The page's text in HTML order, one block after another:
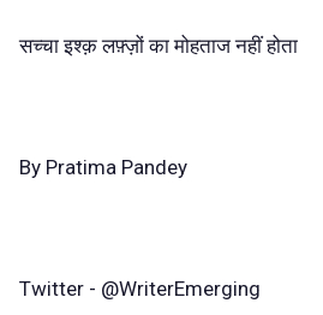
सच्चा इश्क़ लफ़्ज़ों का मोहताज नहीं होता
By Pratima Pandey
Twitter - @WriterEmerging